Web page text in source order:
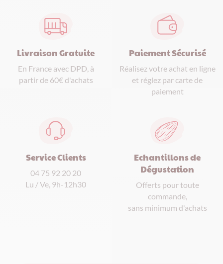
Livraison Gratuite
En France avec DPD, à
partir de 60€ d'achats
Paiement Sécurisé
Réalisez votre achat en ligne
et réglez par carte de
paiement
Service Clients
04 75 92 20 20
Lu / Ve, 9h-12h30
Echantillons de
Dégustation
Offerts pour toute
commande,
sans minimum d'achats